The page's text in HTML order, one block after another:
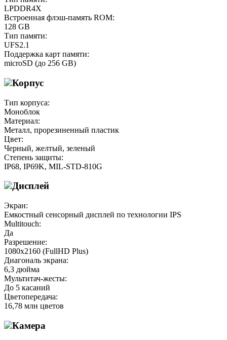
LPDDR4X
Встроенная флэш-память ROM:
128 GB
Тип памяти:
UFS2.1
Поддержка карт памяти:
microSD (до 256 GB)
Корпус
Тип корпуса:
Моноблок
Материал:
Металл, прорезиненный пластик
Цвет:
Черный, желтый, зеленый
Степень защиты:
IP68, IP69K, MIL-STD-810G
Дисплей
Экран:
Емкостный сенсорный дисплей по технологии IPS
Multitouch:
Да
Разрешение:
1080x2160 (FullHD Plus)
Диагональ экрана:
6,3 дюйма
Мультитач-жесты:
До 5 касаний
Цветопередача:
16,78 млн цветов
Камера